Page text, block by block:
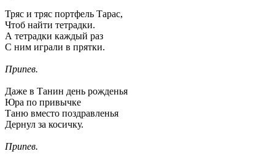
Тряс и тряс портфель Тарас,
Чтоб найти тетрадки.
А тетрадки каждый раз
С ним играли в прятки.
Припев.
Даже в Танин день рожденья
Юра по привычке
Таню вместо поздравленья
Дернул за косичку.
Припев.